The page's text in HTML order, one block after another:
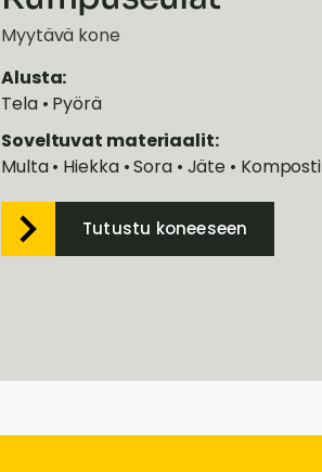
Myytävä kone
Alusta:
Tela • Pyörä
Soveltuvat materiaalit:
Multa • Hiekka • Sora • Jäte • Komposti
Tutustu koneeseen